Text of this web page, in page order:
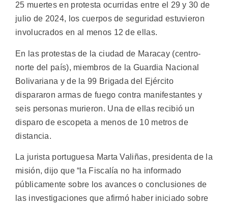
25 muertes en protesta ocurridas entre el 29 y 30 de
julio de 2024, los cuerpos de seguridad estuvieron
involucrados en al menos 12 de ellas.
En las protestas de la ciudad de Maracay (centro-
norte del país), miembros de la Guardia Nacional
Bolivariana y de la 99 Brigada del Ejército
dispararon armas de fuego contra manifestantes y
seis personas murieron. Una de ellas recibió un
disparo de escopeta a menos de 10 metros de
distancia.
La jurista portuguesa Marta Valiñas, presidenta de la
misión, dijo que “la Fiscalía no ha informado
públicamente sobre los avances o conclusiones de
las investigaciones que afirmó haber iniciado sobre